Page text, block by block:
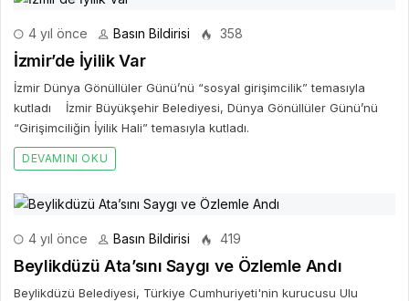
4 yıl önce Basın Bildirisi 358
İzmir’de İyilik Var
İzmir Dünya Gönüllüler Günü’nü “sosyal girişimcilik” temasıyla
kutladı İzmir Büyükşehir Belediyesi, Dünya Gönüllüler Günü’nü
“Girişimciliğin İyilik Hali” temasıyla kutladı.
DEVAMINI OKU
4 yıl önce Basın Bildirisi 419
Beylikdüzü Ata’sını Saygı ve Özlemle Andı
Beylikdüzü Belediyesi, Türkiye Cumhuriyeti'nin kurucusu Ulu